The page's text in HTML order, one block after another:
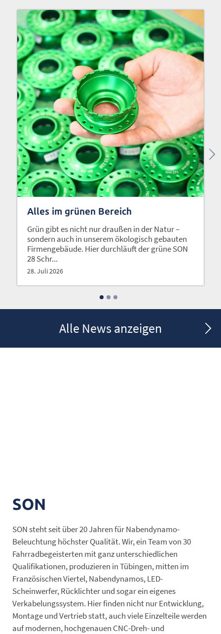
Alles im grünen Bereich
Grün gibt es nicht nur draußen in der Natur –
sondern auch in unserem ökologisch gebauten
Firmengebäude. Hier durchläuft der grüne SON
28 Schr...
28. Juli 2026
Alle News anzeigen
SON
SON steht seit über 20 Jahren für Nabendynamo-
Beleuchtung höchster Qualität. Wir, ein Team von 30
Fahrradbegeisterten mit ganz unterschiedlichen
Qualifikationen, produzieren in Tübingen, mitten im
Französischen Viertel, Nabendynamos, LED-
Scheinwerfer, Rücklichter und sogar ein eigenes
Verkabelungssystem. Hier finden nicht nur Entwicklung,
Montage und Vertrieb statt, auch viele Einzelteile werden
auf modernen, hochgenauen CNC-Dreh- und